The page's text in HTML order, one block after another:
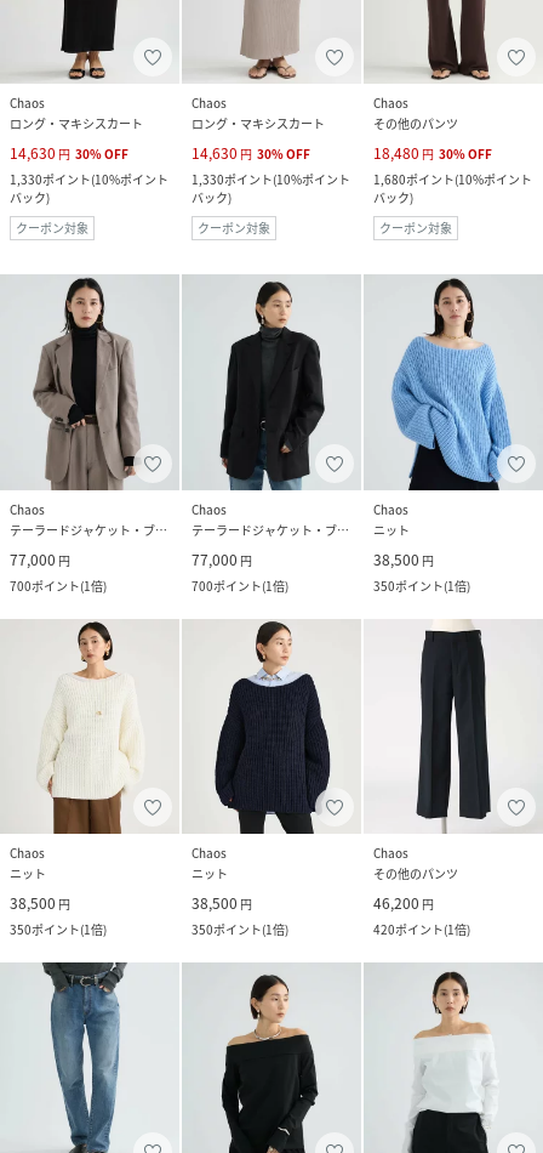
Chaos
ロング・マキシスカート
14,630 円 30%OFF
1,330ポイント(10%ポイント
バック)
クーポン対象
Chaos
ロング・マキシスカート
14,630 円 30%OFF
1,330ポイント(10%ポイント
バック)
クーポン対象
Chaos
その他のパンツ
18,480 円 30%OFF
1,680ポイント(10%ポイント
バック)
クーポン対象
Chaos
テーラードジャケット・ブレザー
77,000 円
700ポイント(1倍)
Chaos
テーラードジャケット・ブレザー
77,000 円
700ポイント(1倍)
Chaos
ニット
38,500 円
350ポイント(1倍)
Chaos
ニット
38,500 円
350ポイント(1倍)
Chaos
ニット
38,500 円
350ポイント(1倍)
Chaos
その他のパンツ
46,200 円
420ポイント(1倍)